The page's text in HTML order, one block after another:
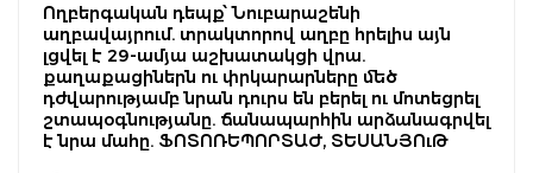
Ողբերգական դեպք՝ Նուբարաշենի
աղբավայրում. տրակտորով աղբը հրելիս այն
լցվել է 29-ամյա աշխատակցի վրա.
քաղաքացիներն ու փրկարարները մեծ
դժվարությամբ նրան դուրս են բերել ու մոտեցրել
շտապօգնությանը. ճանապարհին արձանագրվել
է նրա մահը. ՖՈՏՈՌԵՊՈՐՏԱԺ, ՏԵՍԱՆՅՈւԹ